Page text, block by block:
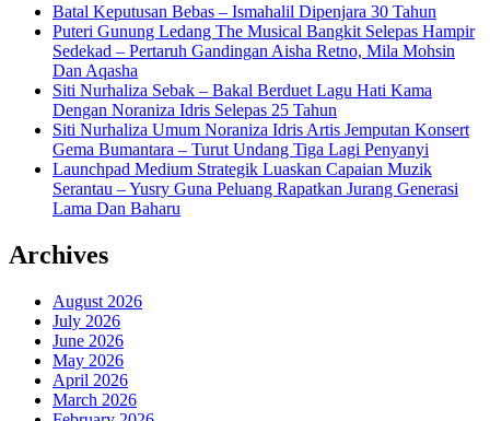
Batal Keputusan Bebas – Ismahalil Dipenjara 30 Tahun
Puteri Gunung Ledang The Musical Bangkit Selepas Hampir
Sedekad – Pertaruh Gandingan Aisha Retno, Mila Mohsin
Dan Aqasha
Siti Nurhaliza Sebak – Bakal Berduet Lagu Hati Kama
Dengan Noraniza Idris Selepas 25 Tahun
Siti Nurhaliza Umum Noraniza Idris Artis Jemputan Konsert
Gema Bumantara – Turut Undang Tiga Lagi Penyanyi
Launchpad Medium Strategik Luaskan Capaian Muzik
Serantau – Yusry Guna Peluang Rapatkan Jurang Generasi
Lama Dan Baharu
Archives
August 2026
July 2026
June 2026
May 2026
April 2026
March 2026